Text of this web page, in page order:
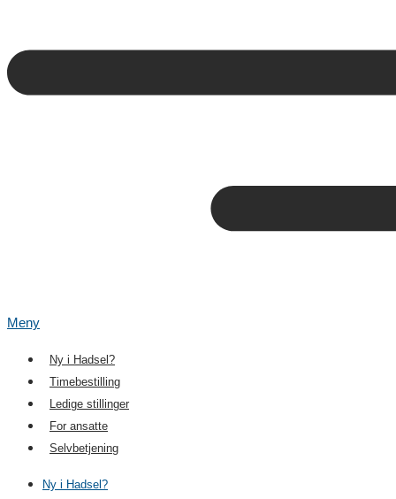
Meny
Ny i Hadsel?
Timebestilling
Ledige stillinger
For ansatte
Selvbetjening
Ny i Hadsel?